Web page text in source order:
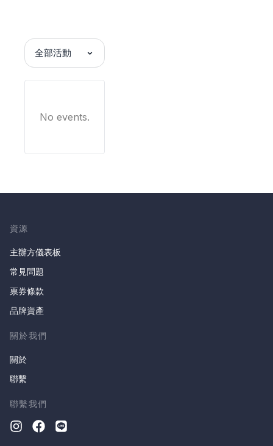
全部活動
No events.
資源
主辦方儀表板
常見問題
票券條款
品牌資產
關於我們
關於
聯繫
聯繫我們